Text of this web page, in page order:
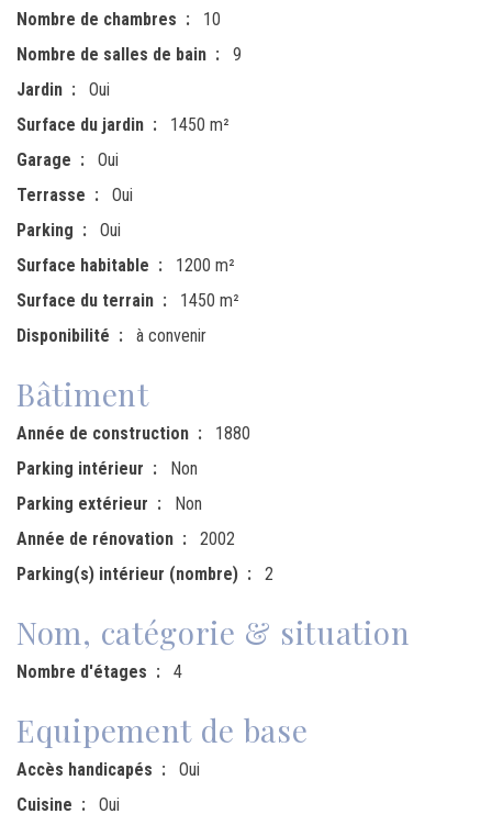
Nombre de chambres
10
Nombre de salles de bain
9
Jardin
Oui
Surface du jardin
1450 m²
Garage
Oui
Terrasse
Oui
Parking
Oui
Surface habitable
1200 m²
Surface du terrain
1450 m²
Disponibilité
à convenir
Bâtiment
Année de construction
1880
Parking intérieur
Non
Parking extérieur
Non
Année de rénovation
2002
Parking(s) intérieur (nombre)
2
Nom, catégorie & situation
Nombre d'étages 4
Equipement de base
Accès handicapés
Oui
Cuisine
Oui